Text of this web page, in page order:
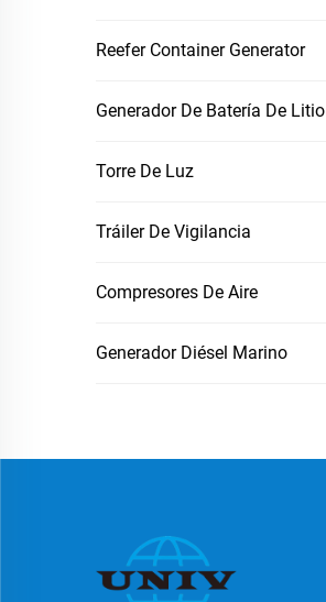
Reefer Container Generator
Generador De Batería De Litio
Torre De Luz
Tráiler De Vigilancia
Compresores De Aire
Generador Diésel Marino